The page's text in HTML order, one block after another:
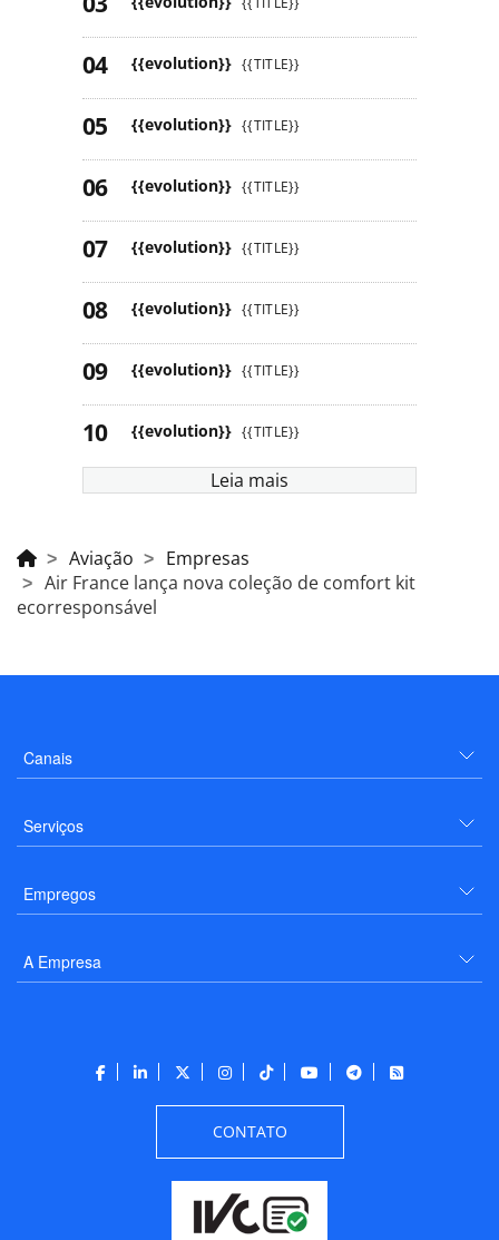
{{evolution}} {{TITLE}}
{{evolution}} {{TITLE}}
{{evolution}} {{TITLE}}
{{evolution}} {{TITLE}}
{{evolution}} {{TITLE}}
{{evolution}} {{TITLE}}
{{evolution}} {{TITLE}}
Leia mais
Aviação
Empresas
Air France lança nova coleção de comfort kit
ecorresponsável
Canais
Serviços
Empregos
A Empresa
CONTATO